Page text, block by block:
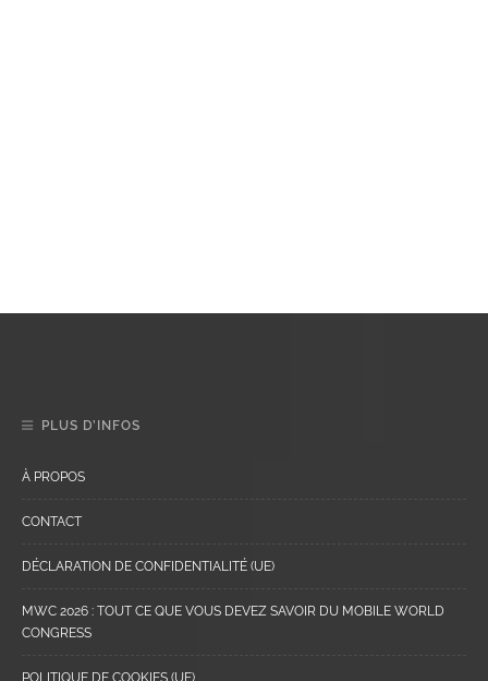
PLUS D’INFOS
À PROPOS
CONTACT
DÉCLARATION DE CONFIDENTIALITÉ (UE)
MWC 2026 : TOUT CE QUE VOUS DEVEZ SAVOIR DU MOBILE WORLD
CONGRESS